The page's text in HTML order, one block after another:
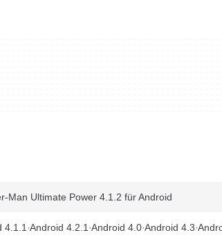
Man Ultimate Power 4.1.2 für Android
4.1.1 Android 4.2.1 Android 4.0 Android 4.3